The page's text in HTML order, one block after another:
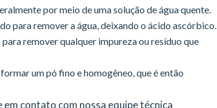
por meio de uma solução de água quente.
para remover a água, deixando o ácido ascórbico.
remover qualquer impureza ou resíduo que
um pó fino e homogêneo, que é então
contato com nossa equipe técnica